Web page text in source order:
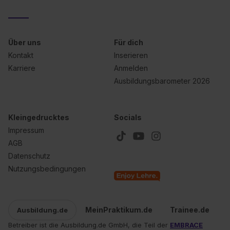
zeigen“. Weitere Informationen: Datenschutzerklärung
Impressum
Über uns
Kontakt
Karriere
Für dich
Inserieren
Anmelden
Ausbildungsbarometer 2026
Kleingedrucktes
Impressum
AGB
Datenschutz
Nutzungsbedingungen
Socials
Ausbildung.de MeinPraktikum.de Trainee.de
Betreiber ist die Ausbildung.de GmbH, die Teil der EMBRACE